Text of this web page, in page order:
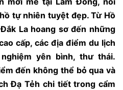
tự nhiên tuyệt đẹp. Từ Hồ
La hoang sơ đến những
cấp, các địa điểm du lịch
yên bình, thư thái.
đến không thể bỏ qua và
Đạ Tẻh chi tiết trong cẩm